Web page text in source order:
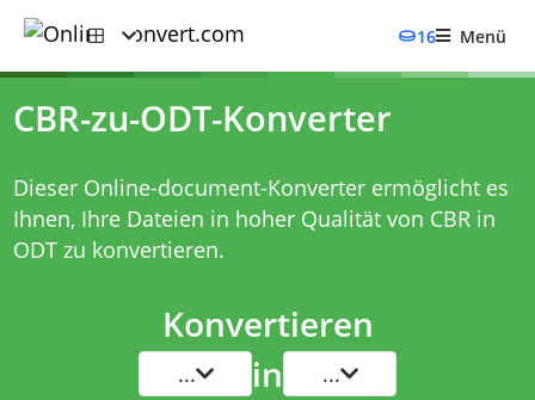
16 Menü
CBR-zu-ODT-Konverter
Dieser Online-document-Konverter ermöglicht es
Ihnen, Ihre Dateien in hoher Qualität von CBR in
ODT zu konvertieren.
Konvertieren
... in ...